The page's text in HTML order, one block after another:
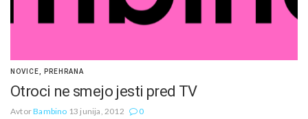
NOVICE PREHRANA
Otroci ne smejo jesti pred TV
AvtorBambino 13 junija, 2012 0